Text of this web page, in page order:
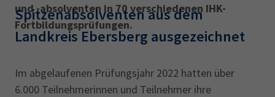
und -absolventen in 70 verschiedenen IHK-
Fortbildungsprüfungen.
Spitzenabsolventen aus dem
Landkreis Ebersberg ausgezeichnet
Im abgelaufenen Prüfungsjahr 2022 hatten über
6.000 Teilnehmerinnen und Teilnehmer ihre